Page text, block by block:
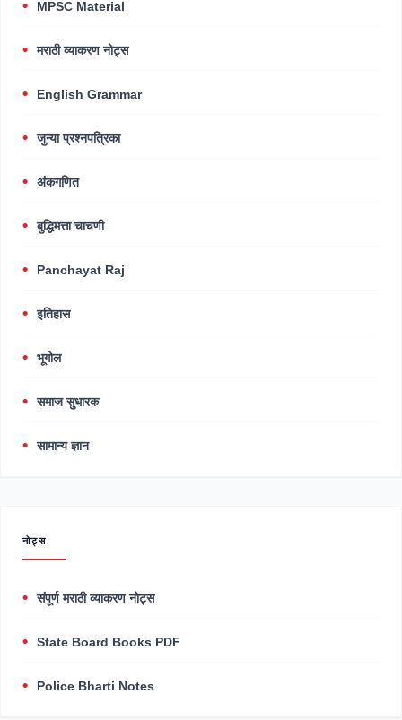
MPSC Material
मराठी व्याकरण नोट्स
English Grammar
जुन्या प्रश्नपत्रिका
अंकगणित
बुद्धिमत्ता चाचणी
Panchayat Raj
इतिहास
भूगोल
समाज सुधारक
सामान्य ज्ञान
नोट्स
संपूर्ण मराठी व्याकरण नोट्स
State Board Books PDF
Police Bharti Notes